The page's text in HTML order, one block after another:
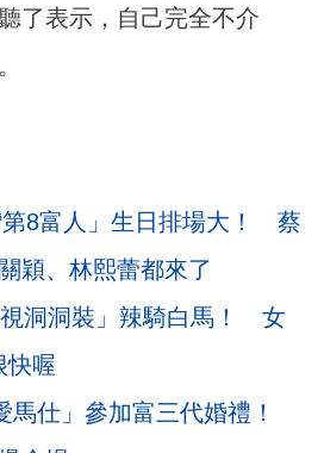
了表示，自己完全不介
第8富人」生日排場大！ 蔡
穎、林熙蕾都來了
洞洞裝」辣騎白馬！ 女
快喔
馬仕」參加富三代婚禮！